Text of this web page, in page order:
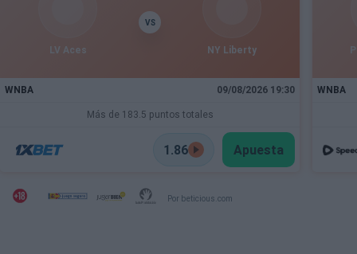
LV Aces
VS
NY Liberty
WNBA 09/08/2026 19:30
Más de 183.5 puntos totales
1.86 Apuesta
WNBA
Por beticious.com